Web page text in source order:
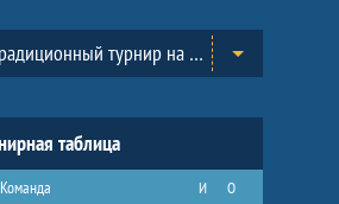
турнира III Традиционный турнир на призы Всероссийского Клуба юных хоккеистов «Золотая шайба» им. А.В. Тарасова в г.Черноголовка. (2013-2014)
таблица
Команда И О